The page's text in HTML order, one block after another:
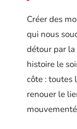
Créer des
qui nous
détour par
histoire le
côte : toutes
renouer le